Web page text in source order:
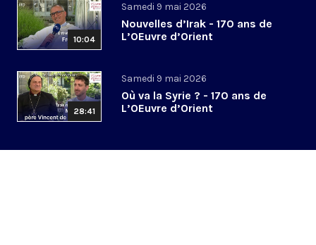
10:04
Samedi 9 mai 2026
Nouvelles d’Irak - 170 ans de
L’OEuvre d’Orient
28:41
Samedi 9 mai 2026
Où va la Syrie ? - 170 ans de
L’OEuvre d’Orient